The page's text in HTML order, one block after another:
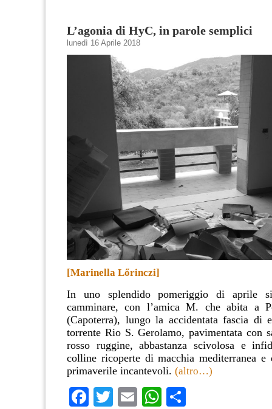
L’agonia di HyC, in parole semplici
lunedì 16 Aprile 2018
[Marinella Lőrinczi]
In uno splendido pomeriggio di aprile
camminare, con l’amica M. che abita a
(Capoterra), lungo la accidentata fascia di
torrente Rio S. Gerolamo, pavimentata con
rosso ruggine, abbastanza scivolosa e
colline ricoperte di macchia mediterranea
primaverile incantevoli. (altro…)
Facebook
TwitterEmailWhatsApp